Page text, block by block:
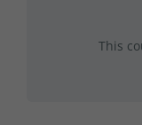
This